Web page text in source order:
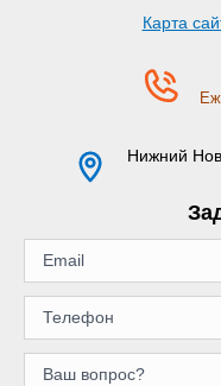
Карта
Нижний